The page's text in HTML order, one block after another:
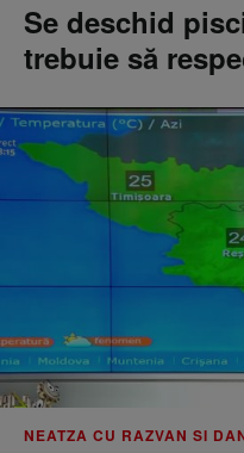
Se deschid
trebuie să
NEATZA CU RAZVAN SI